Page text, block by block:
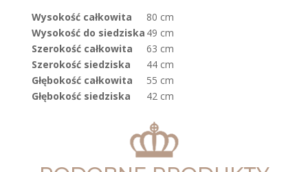
Wysokość całkowita
80 cm
Wysokość do siedziska 49 cm
Szerokość całkowita
63 cm
Szerokość siedziska
44 cm
Głębokość całkowita
55 cm
Głębokość siedziska
42 cm